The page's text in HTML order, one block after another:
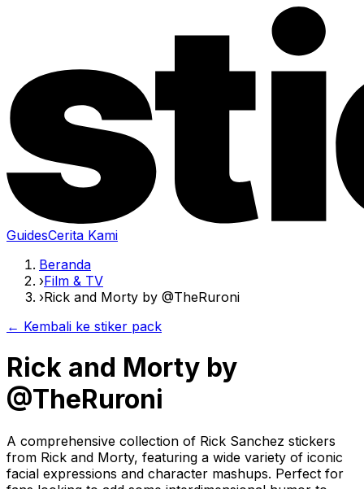
GuidesCerita Kami
Beranda
›Film & TV
›Rick and Morty by @TheRuroni
← Kembali ke stiker pack
Rick and Morty by
@TheRuroni
A comprehensive collection of Rick Sanchez stickers
from Rick and Morty, featuring a wide variety of iconic
facial expressions and character mashups. Perfect for